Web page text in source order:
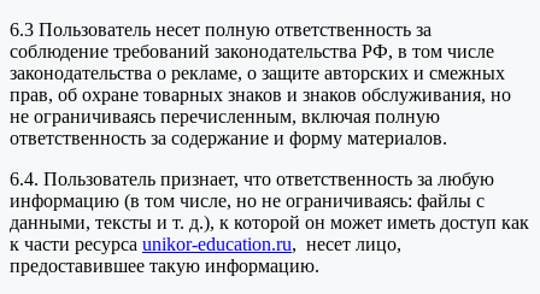
6.3 Пользователь несет полную ответственность за
соблюдение требований законодательства РФ, в том числе
законодательства о рекламе, о защите авторских и смежных
прав, об охране товарных знаков и знаков обслуживания, но
не ограничиваясь перечисленным, включая полную
ответственность за содержание и форму материалов.
6.4. Пользователь признает, что ответственность за любую
информацию (в том числе, но не ограничиваясь: файлы с
данными, тексты и т. д.), к которой он может иметь доступ как
к части ресурса unikor-education.ru, несет лицо,
предоставившее такую информацию.